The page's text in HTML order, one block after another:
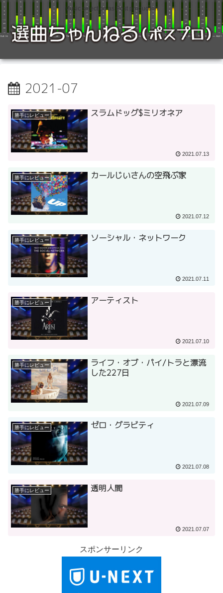
Music selection as Post production
2021-07
勝手にレビュー スラムドッグ$ミリオネア
2021.07.13
勝手にレビュー カールじいさんの空飛ぶ家
2021.07.12
勝手にレビュー ソーシャル・ネットワーク
2021.07.11
勝手にレビュー アーティスト
2021.07.10
勝手にレビュー
ライフ・オブ・パイ/トラと漂流
した227日
2021.07.09
勝手にレビュー ゼロ・グラビティ
2021.07.08
勝手にレビュー 透明人間
2021.07.07
スポンサーリンク